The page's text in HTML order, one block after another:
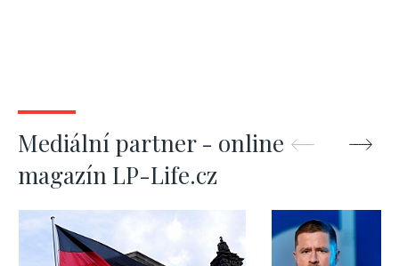
Mediální partner - online
magazín LP-Life.cz